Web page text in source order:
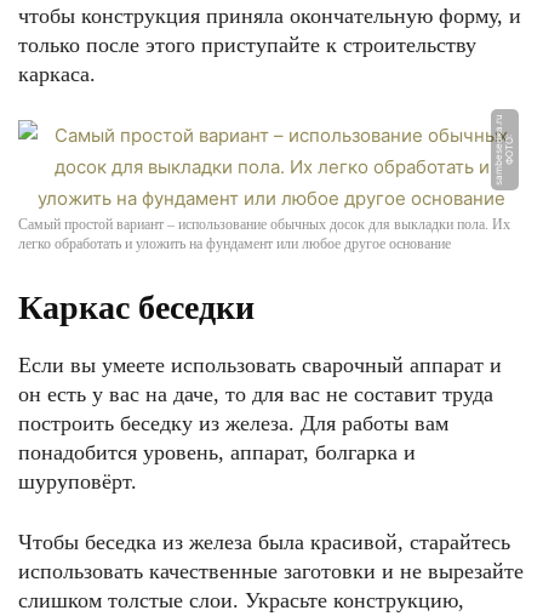
чтобы конструкция приняла окончательную форму, и
только после этого приступайте к строительству
каркаса.
Ф
О
Т
О:
s
a
m
b
e
s
e
d
k
a.
r
u
Самый простой вариант – использование обычных досок для выкладки пола. Их
легко обработать и уложить на фундамент или любое другое основание
Каркас беседки
Если вы умеете использовать сварочный аппарат и
он есть у вас на даче, то для вас не составит труда
построить беседку из железа. Для работы вам
понадобится уровень, аппарат, болгарка и
шуруповёрт.
Чтобы беседка из железа была красивой, старайтесь
использовать качественные заготовки и не вырезайте
слишком толстые слои. Украсьте конструкцию,